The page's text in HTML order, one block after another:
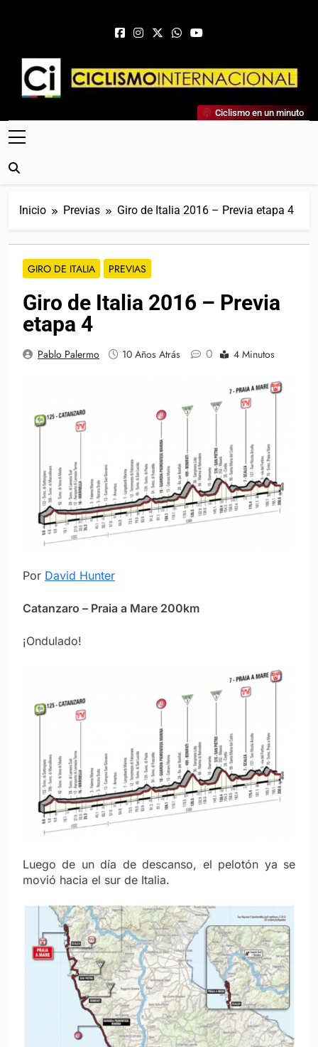
Ciclismo Internacional
Web Dedicada Al Ciclismo Mundial. Entrevistas, Análisis,
Crónicas, Previas Y Más. La Web Ciclista De Referencia.
Ciclismo en un minuto
Inicio Previas Giro de Italia 2016 – Previa etapa 4
GIRO DE ITALIA PREVIAS
Giro de Italia 2016 – Previa
etapa 4
Pablo Palermo 10 Años Atrás 0 4 Minutos
Por David Hunter
Catanzaro – Praia a Mare 200km
¡Ondulado!
Luego de un día de descanso, el pelotón ya se
movió hacia el sur de Italia.